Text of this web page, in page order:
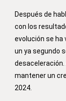
Después de
con los
evolución se
un ya segundo
desaceleración.
mantener un
2024.